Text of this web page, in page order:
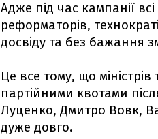
Адже під час кампанії
реформаторів,
досвіду та без бажання
Це все тому, що
партійними квотами
Луценко, Дмитро Вовк,
дуже довго.